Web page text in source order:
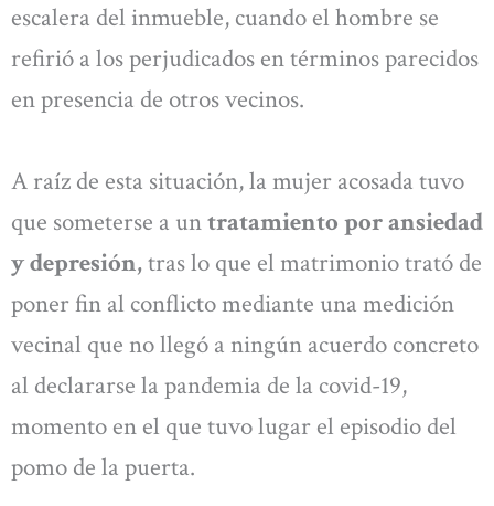
escalera del inmueble, cuando el hombre se
refirió a los perjudicados en términos parecidos
en presencia de otros vecinos.
A raíz de esta situación, la mujer acosada tuvo
que someterse a untratamiento por ansiedad
y depresión,tras lo que el matrimonio trató de
poner fin al conflicto mediante una medición
vecinal que no llegó a ningún acuerdo concreto
al declararse la pandemia de la covid-19,
momento en el que tuvo lugar el episodio del
pomo de la puerta.